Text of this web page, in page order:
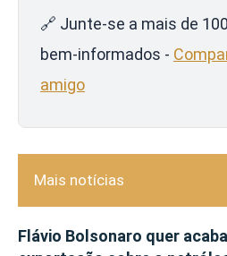
🔗 Junte-se a mais de
bem-informados -
amigo
Mais notícias
Flávio Bolsonaro quer